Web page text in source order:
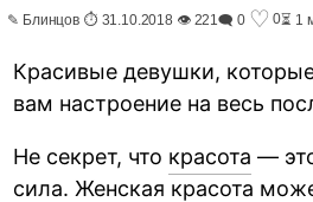
✎ Блинцов ⏱ 31.10.2018 👁 221🗨 0 ♡ 0⏳ 1
Красивые девушки,
вам настроение на весь
Не секрет, что красота —
сила. Женская красота